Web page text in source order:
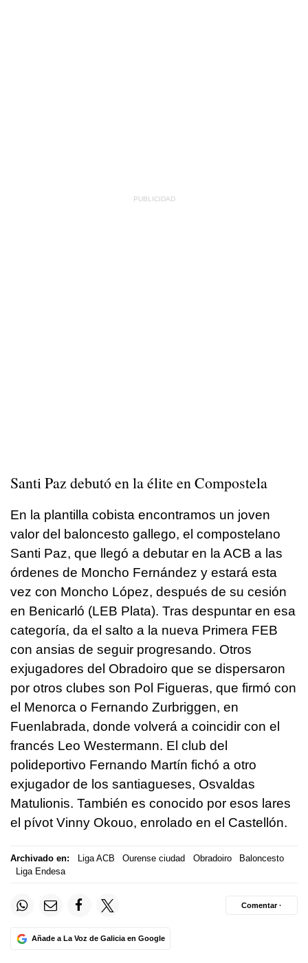
Santi Paz debutó en la élite en Compostela
En la plantilla cobista encontramos un joven
valor del baloncesto gallego, el compostelano
Santi Paz, que llegó a debutar en la ACB a las
órdenes de Moncho Fernández y estará esta
vez con Moncho López, después de su cesión
en Benicarló (LEB Plata). Tras despuntar en esa
categoría, da el salto a la nueva Primera FEB
con ansias de seguir progresando. Otros
exjugadores del Obradoiro que se dispersaron
por otros clubes son Pol Figueras, que firmó con
el Menorca o Fernando Zurbriggen, en
Fuenlabrada, donde volverá a coincidir con el
francés Leo Westermann. El club del
polideportivo Fernando Martín fichó a otro
exjugador de los santiagueses, Osvaldas
Matulionis. También es conocido por esos lares
el pívot Vinny Okouo, enrolado en el Castellón.
Archivado en: Liga ACB Ourense ciudad Obradoiro
Baloncesto
Liga Endesa
Añade a La Voz de Galicia en Google
Comentar ·